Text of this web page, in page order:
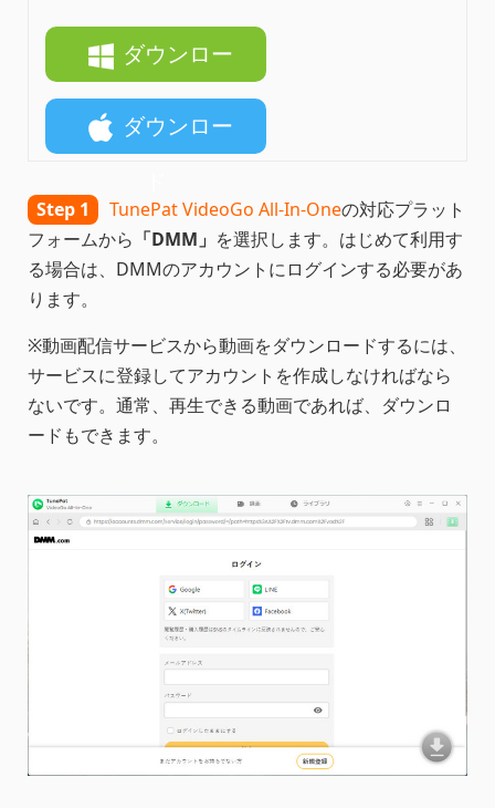
ダウンロー
ダウンロー
Step 1 TunePat VideoGo All-In-Oneの対応プラット
フォームから 「DMM」 を選択します。はじめて利用す
る場合は、DMMのアカウントにログインする必要があ
ります。
※動画配信サービスから動画をダウンロードするには、
サービスに登録してアカウントを作成しなければなら
ないです。通常、再生できる動画であれば、ダウンロ
ードもできます。